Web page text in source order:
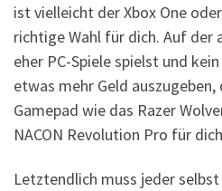
ist vielleicht der Xbox One
richtige Wahl für dich. Auf der
eher PC-Spiele spielst und
etwas mehr Geld
Gamepad wie das Razer
NACON Revolution Pro für
Letztendlich muss jeder